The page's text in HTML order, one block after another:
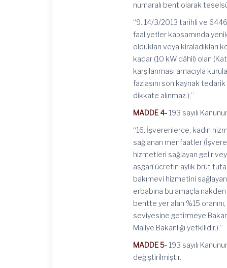
numaralı bent olarak
“9. 14/3/2013 tarihli ve 6446
faaliyetler kapsamında
oldukları veya kiraladıkları
kadar (10 kW dâhil) olan
karşılanması amacıyla
fazlasını son kaynak
dikkate alınmaz.);”
MADDE 4- 193 sayılı
“16. İşverenlerce, kadın
sağlanan menfaatler
hizmetleri sağlayan gelir
asgarî ücretin aylık brüt
bakımevi hizmetini
erbabına bu amaçla
bentte yer alan %15
seviyesine getirmeye
Maliye Bakanlığı yetkilidir.).”
MADDE 5- 193 sayılı
değiştirilmiştir.